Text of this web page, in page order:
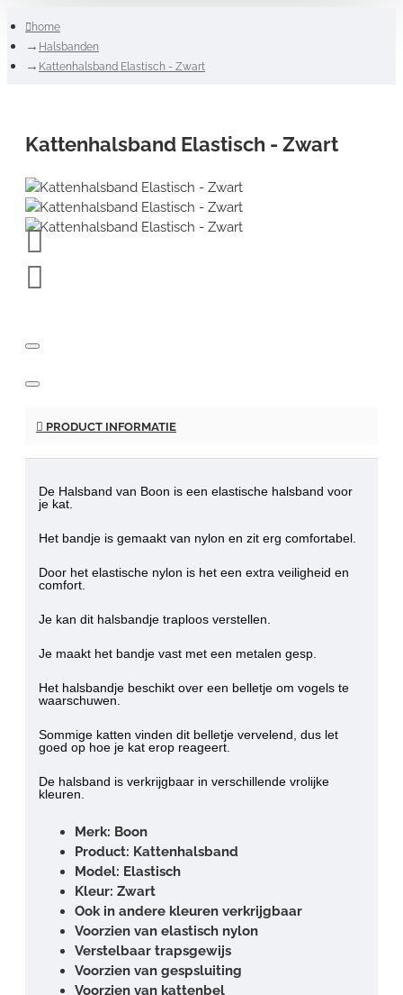
home
Halsbanden
Kattenhalsband Elastisch - Zwart
Kattenhalsband Elastisch - Zwart
PRODUCT INFORMATIE
De Halsband van Boon is een elastische halsband voor
je kat.
Het bandje is gemaakt van nylon en zit erg comfortabel.
Door het elastische nylon is het een extra veiligheid en
comfort.
Je kan dit halsbandje traploos verstellen
Je maakt het bandje vast met een metalen gesp.
Het halsbandje beschikt over een belletje om vogels te
waarschuwen.
Sommige katten vinden dit belletje vervelend, dus let
goed op hoe je kat erop reageert.
De halsband is verkrijgbaar in verschillende vrolijke
kleuren.
Merk: Boon
Product: Kattenhalsband
Model: Elastisch
Kleur: Zwart
Ook in andere kleuren verkrijgbaar
Voorzien van elastisch nylon
Verstelbaar trapsgewijs
Voorzien van gespsluiting
Voorzien van kattenbel